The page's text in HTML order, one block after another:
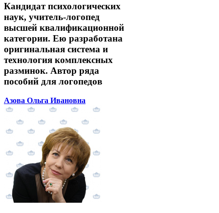
Кандидат психологических
наук, учитель-логопед
высшей квалификационной
категории. Ею разработана
оригинальная система и
технология комплексных
разминок. Автор ряда
пособий для логопедов
Азова Ольга Ивановна